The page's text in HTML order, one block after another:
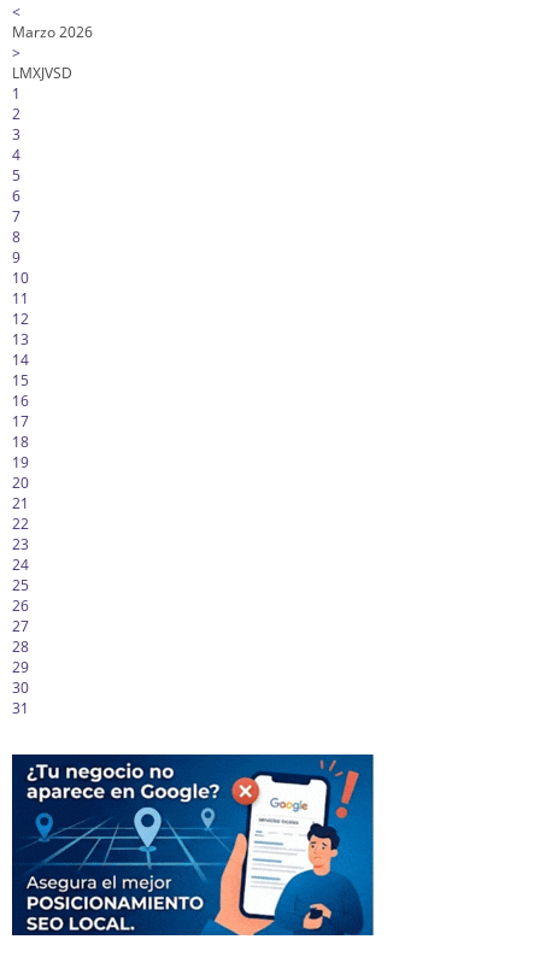
<
Marzo 2026
>
LMXJVSD
1
2
3
4
5
6
7
8
9
10
11
12
13
14
15
16
17
18
19
20
21
22
23
24
25
26
27
28
29
30
31